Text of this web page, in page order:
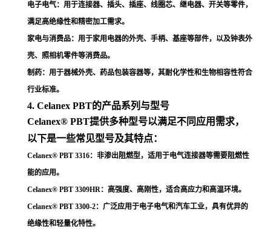
电子电气：用于连接器、插头、插座、线圈芯、继电器、开关等零件，
满足高绝缘性和精密加工需求。
家电与消费品：用于家用电器的外壳、手柄、基座等部件，以及钟表外
壳、照相机零件等消费品。
制药：用于器械外壳、药品包装容器等，其耐化学性和生物相容性符合
行业标准。
4. Celanex PBT的产品系列与型号
Celanex® PBT提供多种型号以满足不同应用需求，
以下是一些常见型号及其特点：
Celanex® PBT 3316：非渗出阻燃型，适用于电气连接器等需要阻燃性
能的应用。
Celanex® PBT 3309HR：高强度、高刚性，适合高应力和高温环境。
Celanex® PBT 3300-2：广泛应用于电子电气和汽车工业，具有优异的
绝缘性和轻量化特性。